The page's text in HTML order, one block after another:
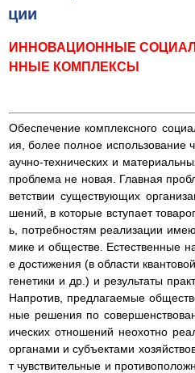
ции
ИННОВАЦИОННЫЕ
ННЫЕ КОМПЛЕКСЫ
Обеспечение комплексного
ия, более полное использование
аучно-технических и
проблема не новая. Главная
ветствии существующих
шений, в которые вступает
ь, потребностям реализации
мике и обществе. Естественные
е достижения (в области
генетики и др.) и результаты
Напротив, предлагаемые
ные решения по
ических отношений неохотно
органами и субъектами
т чувствительные и